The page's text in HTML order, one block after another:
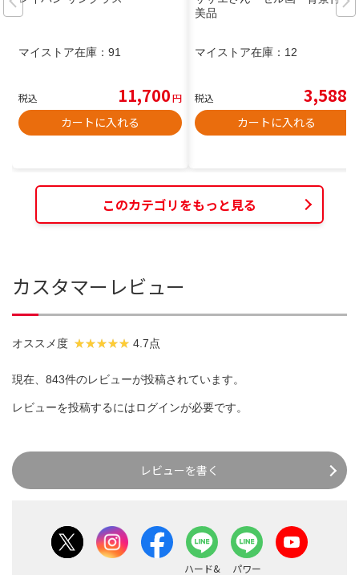
マイストア在庫： 91
税込 11,700円
カートに入れる
美品
マイストア在庫： 12
税込 3,588
カートに入れる
このカテゴリをもっと見る
カスタマーレビュー
オススメ度 4.7点
現在、843件のレビューが投稿されています。
レビューを投稿するにはログインが必要です。
レビューを書く
ハード&
パワー